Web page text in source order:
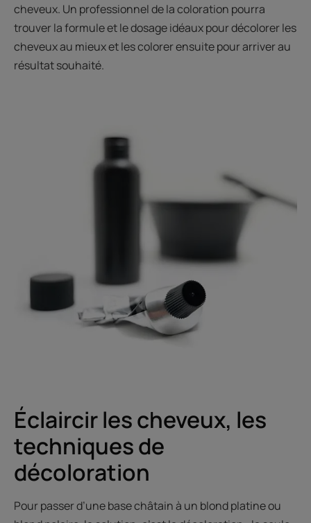
cheveux. Un professionnel de la coloration pourra
trouver la formule et le dosage idéaux pour décolorer les
cheveux au mieux et les colorer ensuite pour arriver au
résultat souhaité.
Éclaircir les cheveux, les
techniques de
décoloration
Pour passer d’une base châtain à un blond platine ou